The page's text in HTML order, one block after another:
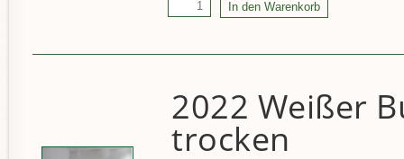
2022 Weißer
trocken